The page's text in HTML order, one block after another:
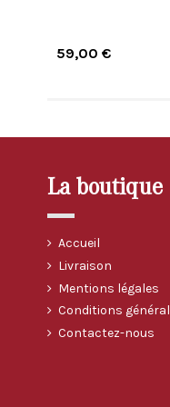
59,00 €
La boutique
Accueil
Livraison
Mentions légales
Conditions
Contactez-nous